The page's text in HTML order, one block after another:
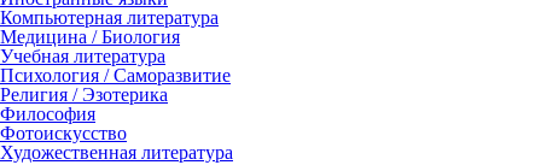
Компьютерная литература
Медицина / Биология
Учебная литература
Психология / Саморазвитие
Религия / Эзотерика
Философия
Фотоискусство
Художественная литература